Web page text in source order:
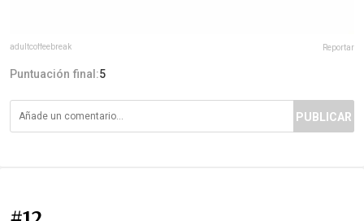
adultcoffeebreak Reportar
Puntuación final:5
PUBLICAR